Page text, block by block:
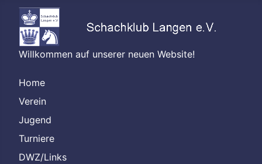
Willkommen auf unserer neuen Website!
Home
Verein
Jugend
Turniere
DWZ/Links